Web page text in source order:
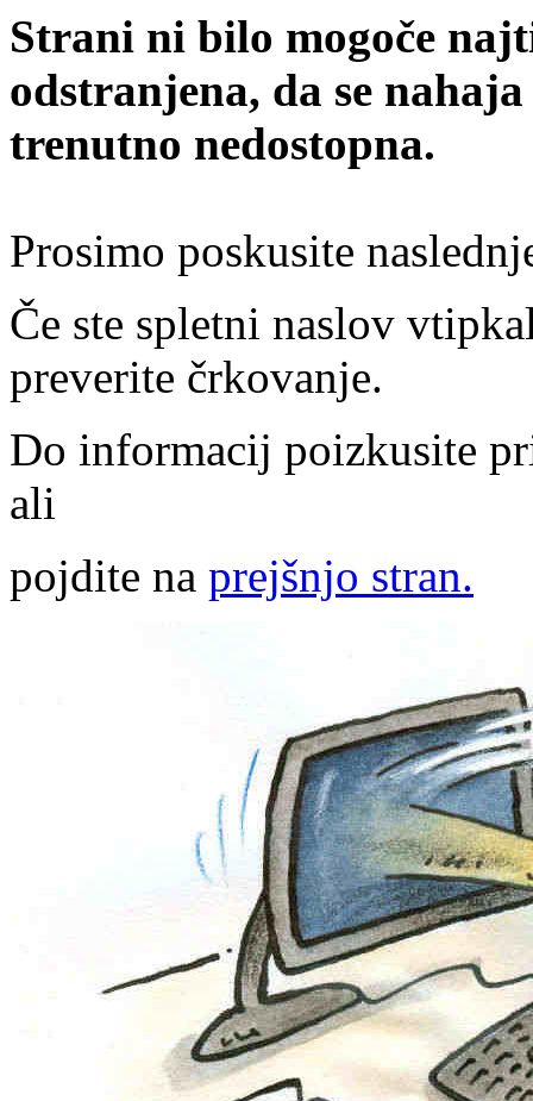
Strani ni bilo mogoče
odstranjena, da se
trenutno nedostopna.
Prosimo poskusite
Če ste spletni naslov
preverite črkovanje.
Do informacij poizkusite
ali
pojdite na prejšnjo stran.